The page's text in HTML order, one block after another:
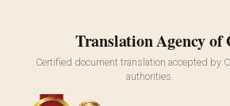
Translation Agency
Certified document translation accepted by
authorities.